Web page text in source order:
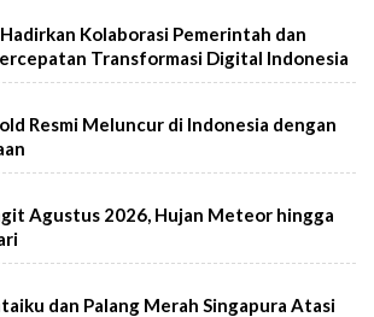
Kolaborasi Pemerintah dan
Transformasi Digital Indonesia
Resmi Meluncur di Indonesia dengan
Agustus 2026, Hujan Meteor hingga
dan Palang Merah Singapura Atasi